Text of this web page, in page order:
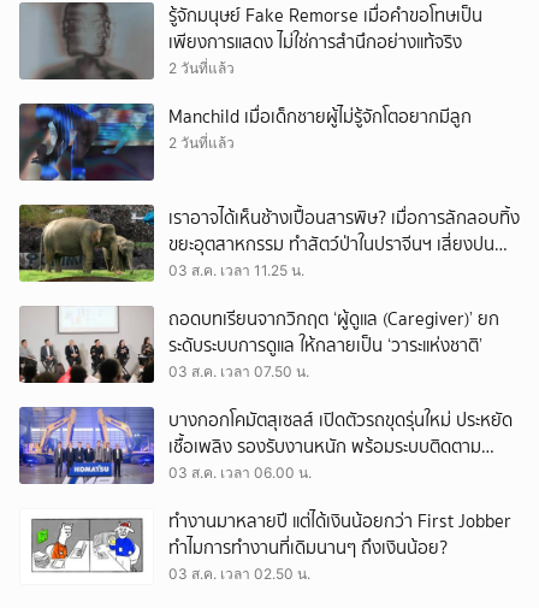
รู้จักมนุษย์ Fake Remorse เมื่อคำขอโทษเป็น
เพียงการแสดง ไม่ใช่การสำนึกอย่างแท้จริง
2 วันที่แล้ว
Manchild เมื่อเด็กชายผู้ไม่รู้จักโตอยากมีลูก
2 วันที่แล้ว
เราอาจได้เห็นช้างเปื้อนสารพิษ? เมื่อการลักลอบทิ้ง
ขยะอุตสาหกรรม ทำสัตว์ป่าในปราจีนฯ เสี่ยงปน
เปื้อน
03 ส.ค. เวลา 11.25 น.
ถอดบทเรียนจากวิกฤต ‘ผู้ดูแล (Caregiver)’ ยก
ระดับระบบการดูแล ให้กลายเป็น ‘วาระแห่งชาติ’
03 ส.ค. เวลา 07.50 น.
บางกอกโคมัตสุเซลส์ เปิดตัวรถขุดรุ่นใหม่ ประหยัด
เชื้อเพลิง รองรับงานหนัก พร้อมระบบติดตาม
เครื่องจักรผ่านดาวเทียม
03 ส.ค. เวลา 06.00 น.
ทำงานมาหลายปี แต่ได้เงินน้อยกว่า First Jobber
ทำไมการทำงานที่เดิมนานๆ ถึงเงินน้อย?
03 ส.ค. เวลา 02.50 น.